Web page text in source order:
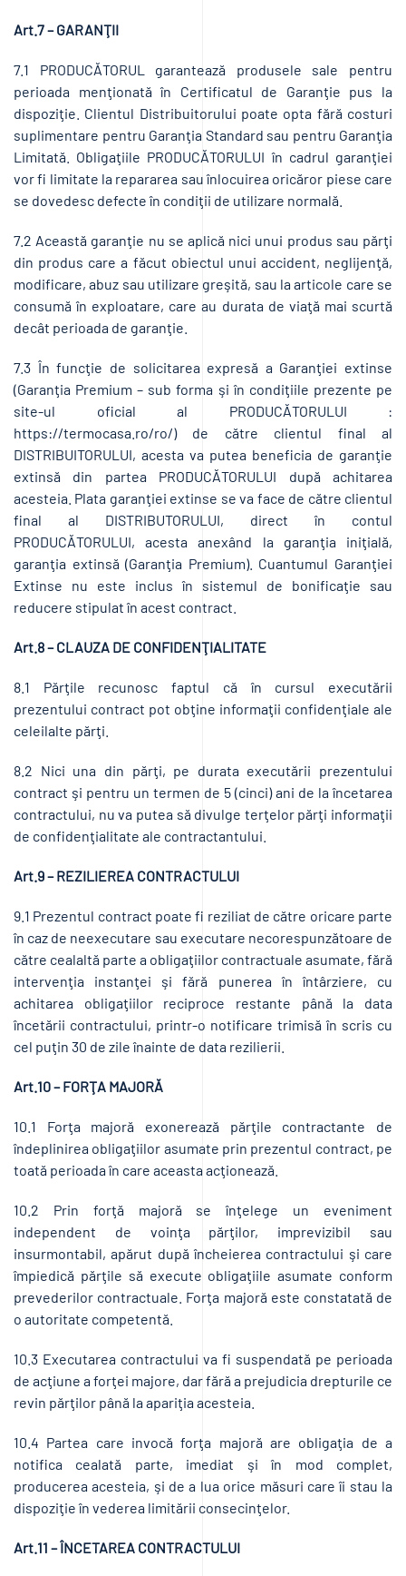
Art.7 – GARANŢII
7.1 PRODUCĂTORUL garantează produsele sale pentru
perioada menţionată în Certificatul de Garanţie pus la
dispoziţie. Clientul Distribuitorului poate opta fără costuri
suplimentare pentru Garanţia Standard sau pentru Garanţia
Limitată. Obligaţiile PRODUCĂTORULUI în cadrul garanţiei
vor fi limitate la repararea sau înlocuirea oricăror piese care
se dovedesc defecte în condiţii de utilizare normală.
7.2 Această garanţie nu se aplică nici unui produs sau părţi
din produs care a făcut obiectul unui accident, neglijenţă,
modificare, abuz sau utilizare greşită, sau la articole care se
consumă în exploatare, care au durata de viaţă mai scurtă
decât perioada de garanţie.
7.3 În funcţie de solicitarea expresă a Garanţiei extinse
(Garanţia Premium – sub forma şi în condiţiile prezente pe
site-ul oficial al PRODUCĂTORULUI :
https://termocasa.ro/ro/) de către clientul final al
DISTRIBUITORULUI, acesta va putea beneficia de garanţie
extinsă din partea PRODUCĂTORULUI după achitarea
acesteia. Plata garanţiei extinse se va face de către clientul
final al DISTRIBUTORULUI, direct în contul
PRODUCĂTORULUI, acesta anexând la garanţia iniţială,
garanţia extinsă (Garanţia Premium). Cuantumul Garanţiei
Extinse nu este inclus în sistemul de bonificaţie sau
reducere stipulat în acest contract.
Art.8 – CLAUZA DE CONFIDENŢIALITATE
8.1 Părţile recunosc faptul că în cursul executării
prezentului contract pot obţine informaţii confidenţiale ale
celeilalte părţi.
8.2 Nici una din părţi, pe durata executării prezentului
contract şi pentru un termen de 5 (cinci) ani de la încetarea
contractului, nu va putea să divulge terţelor părţi informaţii
de confidenţialitate ale contractantului.
Art.9 – REZILIEREA CONTRACTULUI
9.1 Prezentul contract poate fi reziliat de către oricare parte
în caz de neexecutare sau executare necorespunzătoare de
către cealaltă parte a obligaţiilor contractuale asumate, fără
intervenţia instanţei şi fără punerea în întârziere, cu
achitarea obligaţiilor reciproce restante până la data
încetării contractului, printr-o notificare trimisă în scris cu
cel puţin 30 de zile înainte de data rezilierii.
Art.10 – FORŢA MAJORĂ
10.1 Forţa majoră exonerează părţile contractante de
îndeplinirea obligaţiilor asumate prin prezentul contract, pe
toată perioada în care aceasta acţionează.
10.2 Prin forţă majoră se înţelege un eveniment
independent de voinţa părţilor, imprevizibil sau
insurmontabil, apărut după încheierea contractului şi care
împiedică părţile să execute obligaţiile asumate conform
prevederilor contractuale. Forţa majoră este constatată de
o autoritate competentă.
10.3 Executarea contractului va fi suspendată pe perioada
de acţiune a forţei majore, dar fără a prejudicia drepturile ce
revin părţilor până la apariţia acesteia.
10.4 Partea care invocă forţa majoră are obligaţia de a
notifica cealată parte, imediat şi în mod complet,
producerea acesteia, şi de a lua orice măsuri care îi stau la
dispoziţie în vederea limitării consecinţelor.
Art.11 – ÎNCETAREA CONTRACTULUI